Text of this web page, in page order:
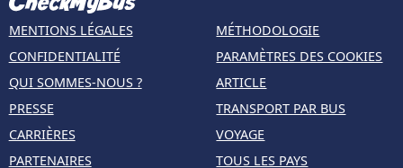
MENTIONS LÉGALES
CONFIDENTIALITÉ
QUI SOMMES-NOUS ?
PRESSE
CARRIÈRES
PARTENAIRES
MÉTHODOLOGIE
PARAMÈTRES DES COOKIES
ARTICLE
TRANSPORT PAR BUS
VOYAGE
TOUS LES PAYS